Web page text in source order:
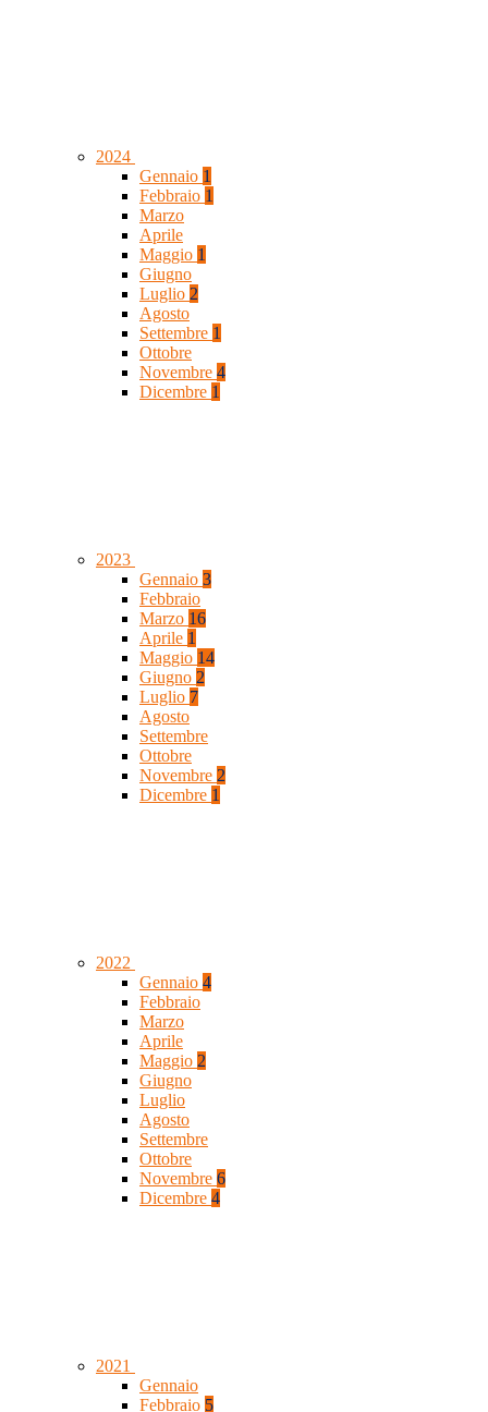
2024
Gennaio 1
Febbraio 1
Marzo
Aprile
Maggio 1
Giugno
Luglio 2
Agosto
Settembre 1
Ottobre
Novembre 4
Dicembre 1
2023
Gennaio 3
Febbraio
Marzo 16
Aprile 1
Maggio 14
Giugno 2
Luglio 7
Agosto
Settembre
Ottobre
Novembre 2
Dicembre 1
2022
Gennaio 4
Febbraio
Marzo
Aprile
Maggio 2
Giugno
Luglio
Agosto
Settembre
Ottobre
Novembre 6
Dicembre 4
2021
Gennaio
Febbraio 5